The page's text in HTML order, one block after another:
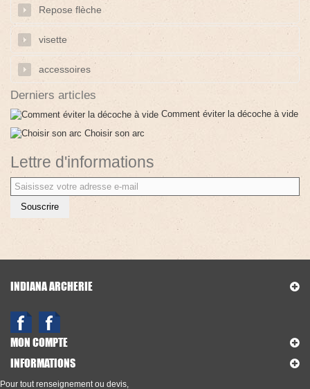
Repose flèche
visette
accessoires
Derniers articles
Comment éviter la décoche à vide
Choisir son arc
Lettre d'informations
Souscrire
INDIANA ARCHERIE
MON COMPTE
INFORMATIONS
Pour tout renseignement ou devis,